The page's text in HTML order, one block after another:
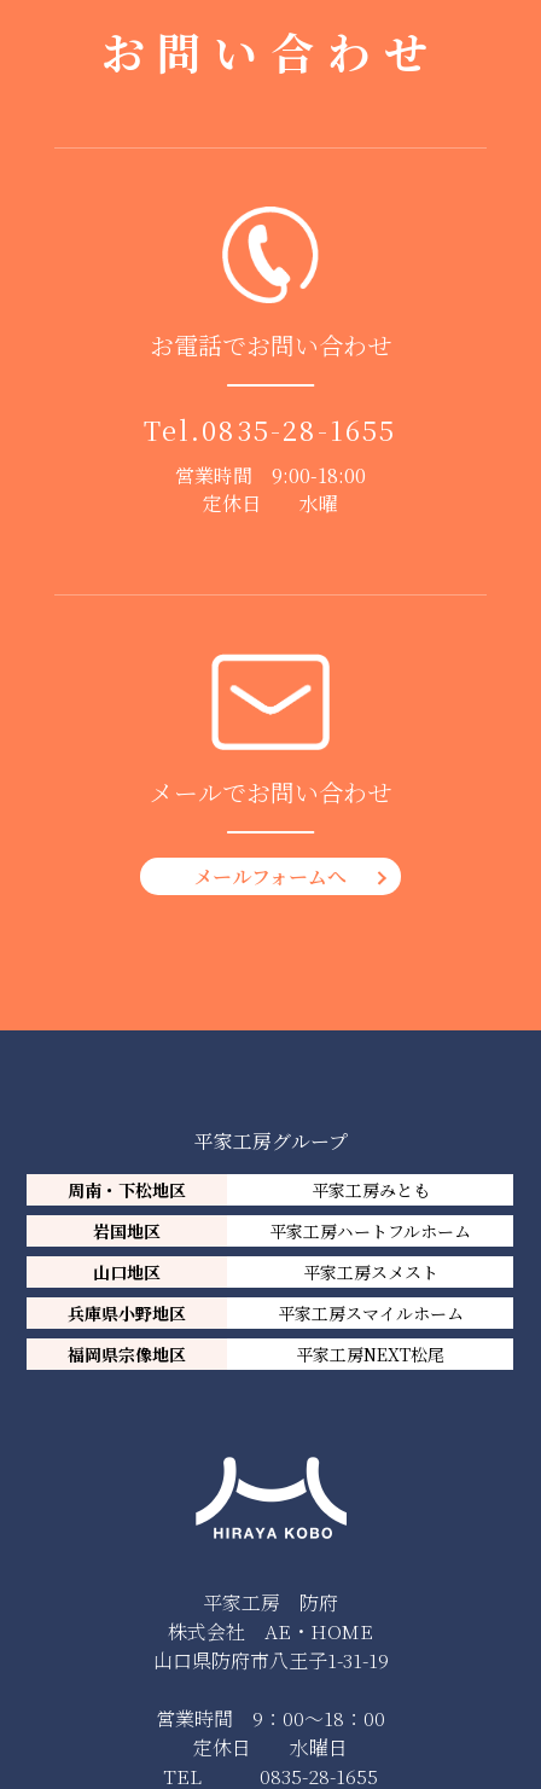
お問い合わせ
お電話でお問い合わせ
Tel.0835-28-1655
営業時間 9:00-18:00
定休日 水曜
メールでお問い合わせ
メールフォームへ
平家工房 防府
株式会社 AE・HOME
山口県防府市八王子1-31-19
営業時間 9：00～18：00
定休日 水曜日
TEL 0835-28-1655
平家工房グループ
周南・下松地区
平家工房みとも
岩国地区
平家工房ハートフルホーム
山口地区
平家工房スメスト
兵庫県小野地区
平家工房スマイルホーム
福岡県宗像地区
平家工房NEXT松尾